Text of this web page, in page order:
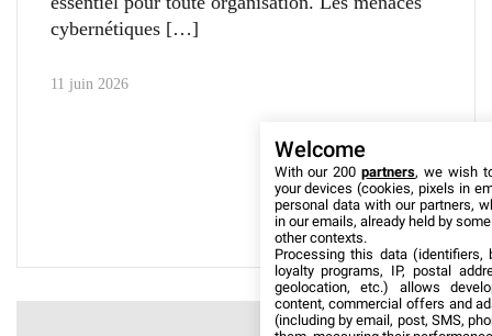
cybernétiques
11 juin 2026
Welcome
With our 200partners, we wish
your devices (cookies, pixels in
personal data with our partners,
in our emails, already held by
other contexts.
Processing this data (identifiers,
loyalty programs, IP, postal
geolocation, etc.) allows
content, commercial offers and
(including by email, post, SMS,